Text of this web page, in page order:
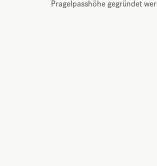
Pragelpasshöhe gegründet